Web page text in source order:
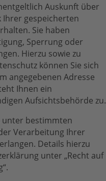
Auskunft über
Ihrer gespeicherten
Sie haben
Sperrung oder
Hierzu sowie zu
können Sie sich
angegebenen Adresse
Ihnen ein
Aufsichtsbehörde zu.
unter bestimmten
Verarbeitung Ihrer
Details hierzu
unter „Recht auf